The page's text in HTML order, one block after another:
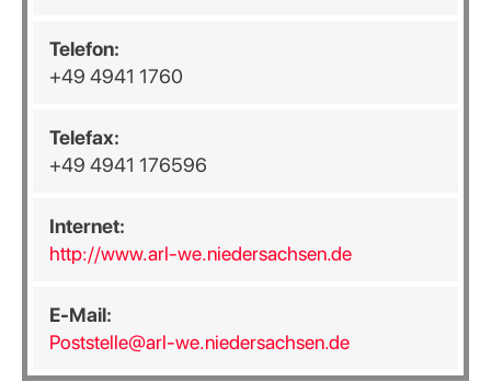
Telefon:
+49 4941 1760
Telefax:
+49 4941 176596
Internet:
http://www.arl-we.niedersachsen.de
E-Mail:
Poststelle@arl-we.niedersachsen.de